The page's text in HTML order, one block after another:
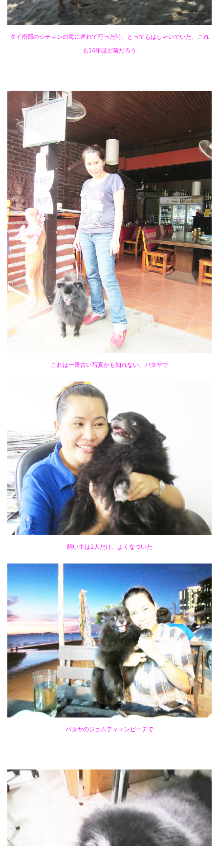
タイ南部のシチョンの海に連れて行った時、とってもはしゃいでいた、これ
も14年ほど前だろう
これは一番古い写真かも知れない、パタヤで
飼い主は1人だけ、よくなついた
パタヤのジョムティエンビーチで